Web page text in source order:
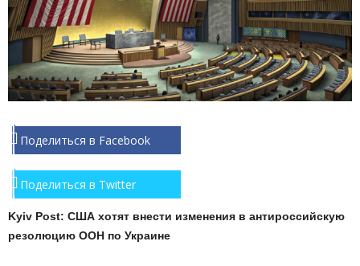
Поделиться в Facebook
Поделиться в Twitter
Kyiv Post: США хотят внести изменения в антироссийскую
резолюцию ООН по Украине